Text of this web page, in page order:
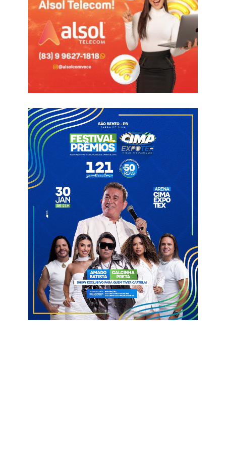
no pleito e disse que não acreditará em turbulência no partido.
“O governador tem conduzido o partido com maestria, tem
escutado seus filiados e acredito que o PSB vai se consolidar.
Tem uma boa nominata, grandes nomes e com experiência e a
experiência exitosa do governador. Acredito que o governador
vai montar uma composição importante e nós vamos fazer
uma bancada boa de deputados estaduais, deputado federal”,
destacou.
João Azevedo Pollyanna PSB